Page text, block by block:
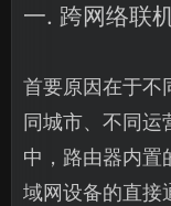
一. 跨网络联
首要原因在于不
同城市、不同运
中，路由器内置
域网设备的直接